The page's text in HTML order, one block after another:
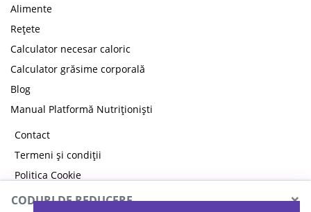
Alimente
Rețete
Calculator necesar caloric
Calculator grăsime corporală
Blog
Manual Platformă Nutriționiști
Contact
Termeni și condiții
Politica Cookie
Politica de confidențialitate
CODURI DE REDUCERE ×